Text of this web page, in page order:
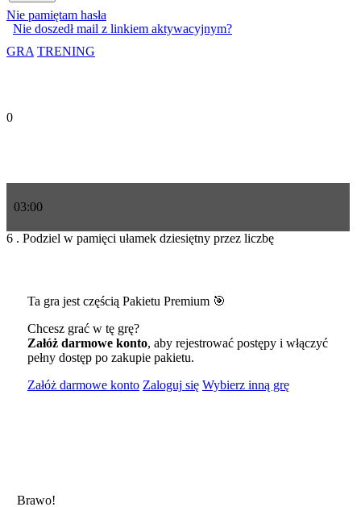
Nie pamiętam hasła
Nie doszedł mail z linkiem aktywacyjnym?
GRA TRENING
0
03:00
6 . Podziel w pamięci ułamek dziesiętny przez liczbę
Ta gra jest częścią Pakietu Premium 🎯
Chcesz grać w tę grę?
Załóż darmowe konto, aby rejestrować postępy i włączyć
pełny dostęp po zakupie pakietu.
Załóż darmowe konto Zaloguj się Wybierz inną grę
Brawo!